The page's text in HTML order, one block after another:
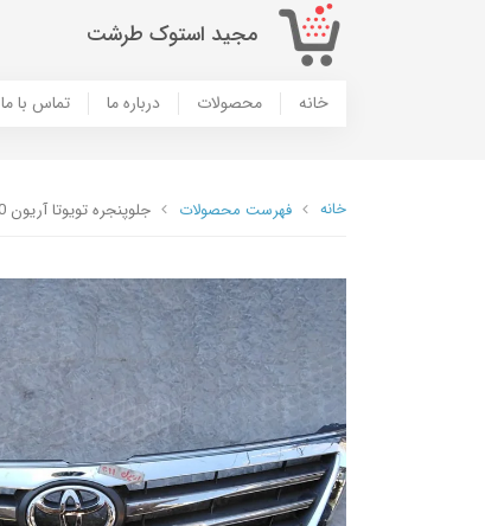
مجید استوک طرشت
خانه محصولات درباره ما تماس با ما
خانه فهرست محصولات جلوپنجره تویوتا آریون 2010